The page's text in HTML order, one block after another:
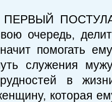
ПЕРВЫЙ
очередь,
помогать
служения
в
которая